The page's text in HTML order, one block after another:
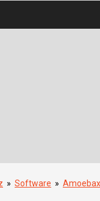
» Software »